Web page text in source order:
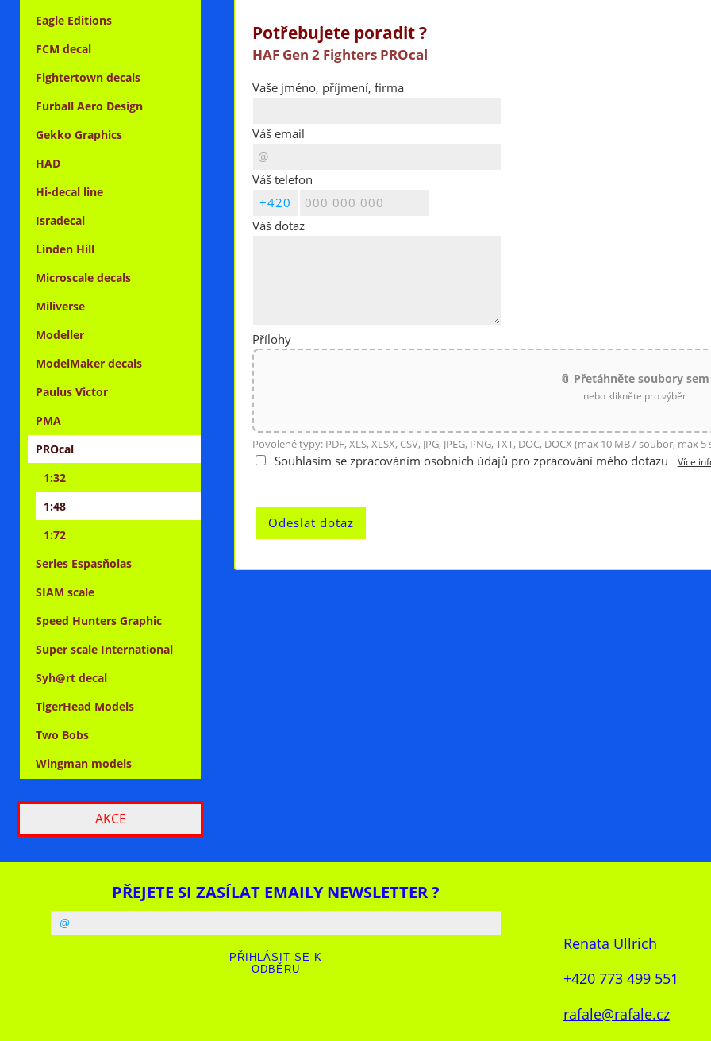
Potřebujete poradit ?
HAF Gen 2 Fighters PROcal
Vaše jméno, příjmení, firma
Váš email
Váš telefon
Váš dotaz
Přílohy
📎 Přetáhněte soubory sem
nebo klikněte pro výběr
Povolené typy: PDF, XLS, XLSX, CSV, JPG, JPEG, PNG, TXT, DOC, DOCX (max 10 MB / soubor, max
Souhlasím se zpracováním osobních údajů pro zpracování mého dotazu Více
Eagle Editions
FCM decal
Fightertown decals
Furball Aero Design
Gekko Graphics
HAD
Hi-decal line
Isradecal
Linden Hill
Microscale decals
Miliverse
Modeller
ModelMaker decals
Paulus Victor
PMA
PROcal
1:32
1:48
1:72
Series Espasňolas
SIAM scale
Speed Hunters Graphic
Super scale International
Syh@rt decal
TigerHead Models
Two Bobs
Wingman models
AKCE
PŘEJETE SI ZASÍLAT EMAILY NEWSLETTER ?
Renata Ullrich
+420 773 499 551
rafale@rafale.cz